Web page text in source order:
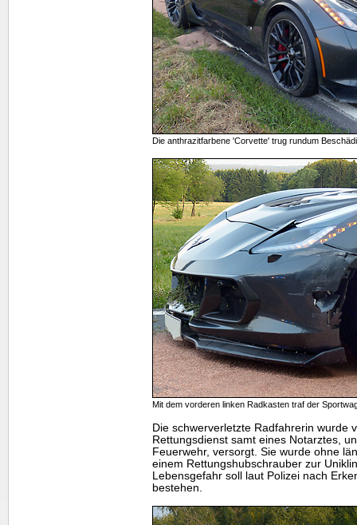
Die anthrazitfarbene 'Corvette' trug rundum
Mit dem vorderen linken Radkasten traf der
Die schwerverletzte Radfahrerin wurde
Rettungsdienst samt eines Notarztes,
Feuerwehr, versorgt. Sie wurde ohne
einem Rettungshubschrauber zur
Lebensgefahr soll laut Polizei nach
bestehen.